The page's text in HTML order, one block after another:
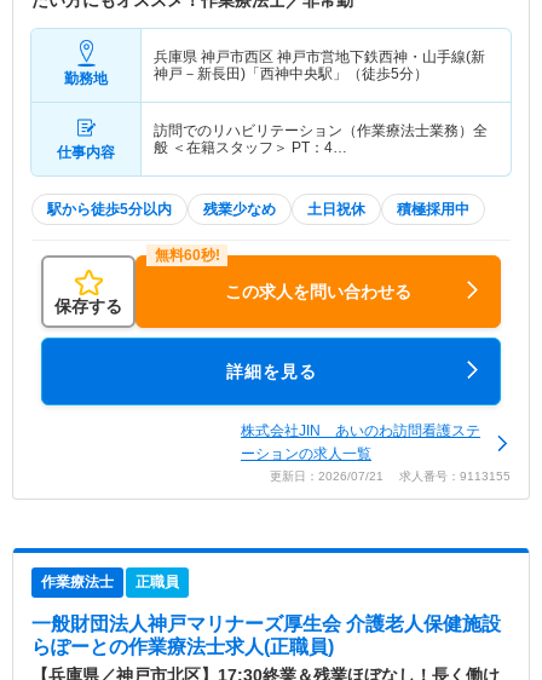
勤務地
兵庫県 神戸市西区 神戸市営地下鉄西神・山手線(新
神戸－新長田)「西神中央駅」（徒歩5分）
仕事内容
訪問でのリハビリテーション（作業療法士業務）全
般 ＜在籍スタッフ＞ PT：4…
駅から徒歩5分以内 残業少なめ 土日祝休 積極採用中
保存する
この求人を問い合わせる
詳細を見る
株式会社JIN あいのわ訪問看護ステ
ーションの求人一覧
更新日：2026/07/21 求人番号：9113155
作業療法士 正職員
一般財団法人神戸マリナーズ厚生会 介護老人保健施設
らぽーとの作業療法士求人(正職員)
【兵庫県／神戸市北区】17:30終業＆残業ほぼなし！長く働け